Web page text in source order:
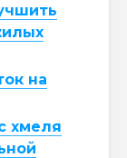
на
хмеля